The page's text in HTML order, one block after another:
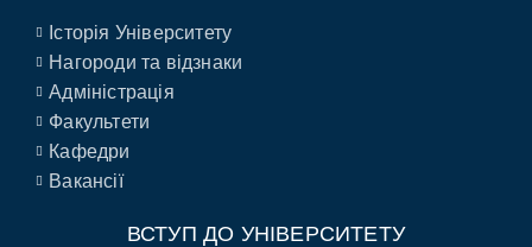
Історія Університету
Нагороди та відзнаки
Адміністрація
Факультети
Кафедри
Вакансії
ВСТУП ДО УНІВЕРСИТЕТУ